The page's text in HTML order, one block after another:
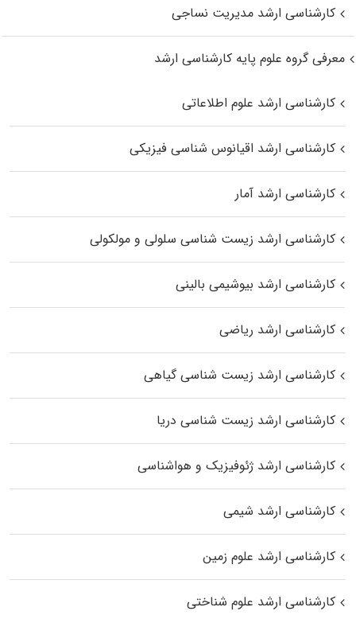
کارشناسی ارشد مدیریت نساجی
معرفی گروه علوم پایه کارشناسی ارشد
کارشناسی ارشد علوم اطلاعاتی
کارشناسی ارشد اقیانوس‌ شناسی فیزیکی
کارشناسی ارشد آمار
کارشناسی ارشد زیست شناسی سلولی و مولکولی
کارشناسی ارشد بیوشیمی بالینی
کارشناسی ارشد ریاضی
کارشناسی ارشد زیست‌ شناسی گیاهی
کارشناسی ارشد زیست‌ شناسی دریا
کارشناسی ارشد ژئوفیزیک و هواشناسی
کارشناسی ارشد شیمی
کارشناسی ارشد علوم زمین
کارشناسی ارشد علوم شناختی